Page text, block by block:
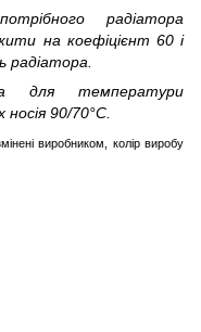
радіатора
на коефіцієнт 60 і
радіатора.
для температури
90/70°С.
виробником, колір виробу